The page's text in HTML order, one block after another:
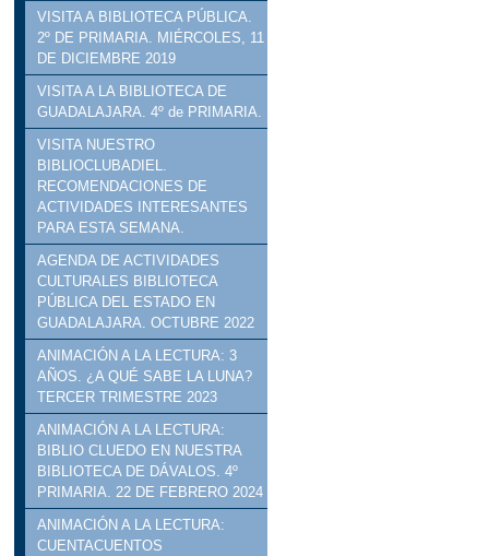
VISITA A BIBLIOTECA PÚBLICA.
2º DE PRIMARIA. MIÉRCOLES, 11
DE DICIEMBRE 2019
VISITA A LA BIBLIOTECA DE
GUADALAJARA. 4º de PRIMARIA.
VISITA NUESTRO
BIBLIOCLUBADIEL.
RECOMENDACIONES DE
ACTIVIDADES INTERESANTES
PARA ESTA SEMANA.
AGENDA DE ACTIVIDADES
CULTURALES BIBLIOTECA
PÚBLICA DEL ESTADO EN
GUADALAJARA. OCTUBRE 2022
ANIMACIÓN A LA LECTURA: 3
AÑOS. ¿A QUÉ SABE LA LUNA?
TERCER TRIMESTRE 2023
ANIMACIÓN A LA LECTURA:
BIBLIO CLUEDO EN NUESTRA
BIBLIOTECA DE DÁVALOS. 4º
PRIMARIA. 22 DE FEBRERO 2024
ANIMACIÓN A LA LECTURA:
CUENTACUENTOS